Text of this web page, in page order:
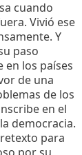
cuando
Vivió ese
Y
paso
los países
de una
de los
en el
democracia.
para
por su